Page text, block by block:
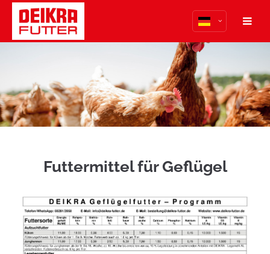
Der Eintrag "offcanvas-col1" existiert leider nicht.
Der Eintrag "offcanvas-col2" existiert leider nicht.
Der Eintrag "offcanvas-col3" existiert leider nicht.
Futtermittel für Geflügel